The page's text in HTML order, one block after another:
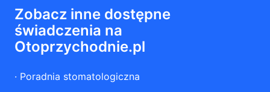
Zobacz inne dostępne
świadczenia na
Otoprzychodnie.pl
· Poradnia stomatologiczna